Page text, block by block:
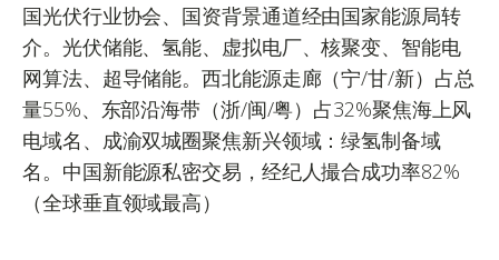
国光伏行业协会、国资背景通道经由国家能源局转
介。光伏储能、氢能、虚拟电厂、核聚变、智能电
网算法、超导储能。西北能源走廊（宁/甘/新）占总
量55%、东部沿海带（浙/闽/粤）占32%聚焦海上风
电域名、成渝双城圈聚焦新兴领域：绿氢制备域
名。中国新能源私密交易，经纪人撮合成功率82%
（全球垂直领域最高）